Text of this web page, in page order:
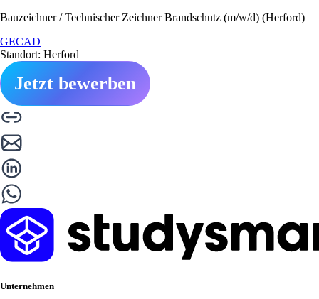
Bauzeichner / Technischer Zeichner Brandschutz (m/w/d) (Herford)
GECAD
Standort: Herford
Jetzt bewerben
Unternehmen